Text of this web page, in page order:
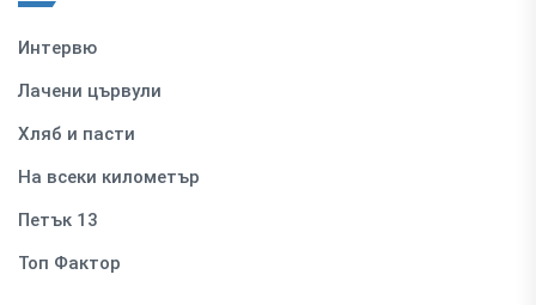
Интервю
Лачени цървули
Хляб и пасти
На всеки километър
Петък 13
Топ Фактор